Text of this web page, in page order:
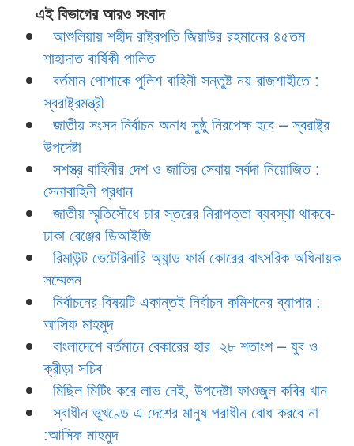
এই বিভাগের আরও সংবাদ
আশুলিয়ায় শহীদ রাষ্ট্রপতি জিয়াউর রহমানের ৪৫তম
শাহাদাত বার্ষিকী পালিত
বর্তমান পোশাকে পুলিশ বাহিনী সন্তুষ্ট নয় রাজশাহীতে :
স্বরাষ্ট্রমন্ত্রী
জাতীয় সংসদ নির্বাচন অনাধ সুষ্ঠু নিরপেক্ষ হবে – স্বরাষ্ট্র
উপদেষ্টা
সশস্ত্র বাহিনীর দেশ ও জাতির সেবায় সর্বদা নিয়োজিত :
সেনাবাহিনী প্রধান
জাতীয় স্মৃতিসৌধে চার স্তরের নিরাপত্তা ব্যবস্থা থাকবে-
ঢাকা রেঞ্জের ডিআইজি
রিমাউন্ট ভেটেরিনারি অ্যান্ড ফার্ম কোরের বাৎসরিক অধিনায়ক
সম্মেলন
নির্বাচনের বিষয়টি একান্তই নির্বাচন কমিশনের ব্যাপার :
আসিফ মাহমুদ
বাংলাদেশে বর্তমানে বেকারের হার ২৮ শতাংশ – যুব ও
ক্রীড়া সচিব
মিছিল মিটিং করে লাভ নেই, উপদেষ্টা ফাওজুল কবির খান
স্বাধীন ভূখণ্ডে এ দেশের মানুষ পরাধীন বোধ করবে না
:আসিফ মাহমুদ